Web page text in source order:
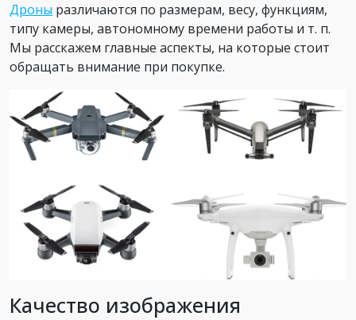
Дроны различаются по размерам, весу, функциям,
типу камеры, автономному времени работы и т. п.
Мы расскажем главные аспекты, на которые стоит
обращать внимание при покупке.
Качество изображения